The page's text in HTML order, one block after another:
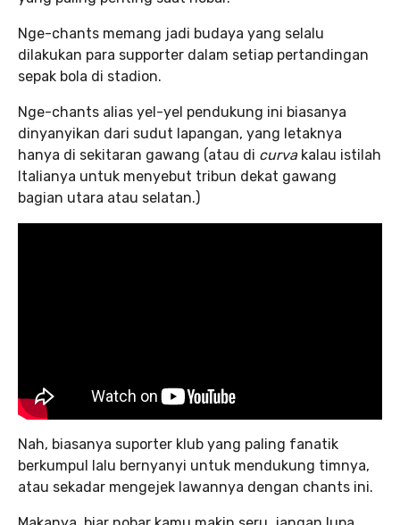
Nge-chants memang jadi budaya yang selalu
dilakukan para supporter dalam setiap pertandingan
sepak bola di stadion.
Nge-chants alias yel-yel pendukung ini biasanya
dinyanyikan dari sudut lapangan, yang letaknya
hanya di sekitaran gawang (atau di curva kalau istilah
Italianya untuk menyebut tribun dekat gawang
bagian utara atau selatan.)
Nah, biasanya suporter klub yang paling fanatik
berkumpul lalu bernyanyi untuk mendukung timnya,
atau sekadar mengejek lawannya dengan chants ini.